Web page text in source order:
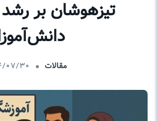
تیزهوشان بر
مقالات ۱۴۰۴/